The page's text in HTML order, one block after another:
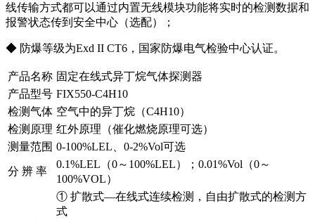
线传输方式都可以通过内置无线模块功能将实时的检测数据和
报警状态传到安全中心（选配）；
◆ 防爆等级为Exd II CT6，国家防爆电气检验中心认证。
产品名称 固定在线式异丁烷气体探测器
产品型号 FIX550-C4H10
检测气体 空气中的异丁烷（C4H10）
检测原理 红外原理（催化燃烧原理可选）
测量范围 0-100%LEL、0-2%Vol可选
分 辨 率
0.1%LEL（0～100%LEL）；0.01%Vol（0～
100%VOL）
① 扩散式—在线式连续检测，自由扩散式的检测方
式